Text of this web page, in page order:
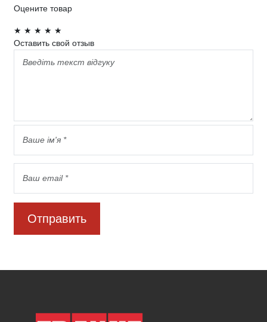
Оцените товар
★ ★ ★ ★ ★
Оставить свой отзыв
Отправить